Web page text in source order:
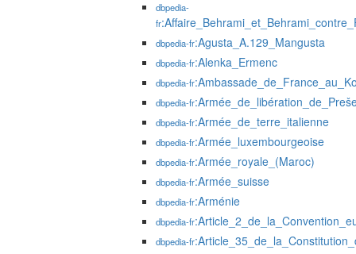
dbpedia-
fr
dbpedia-fr:Agusta_A.129_Mangusta
dbpedia-fr:Alenka_Ermenc
dbpedia-fr
dbpedia-fr
dbpedia-fr:Armée_de_terre_italienne
dbpedia-fr:Armée_luxembourgeoise
dbpedia-fr:Armée_royale_(Maroc)
dbpedia-fr:Armée_suisse
dbpedia-fr:Arménie
dbpedia-fr
dbpedia-fr